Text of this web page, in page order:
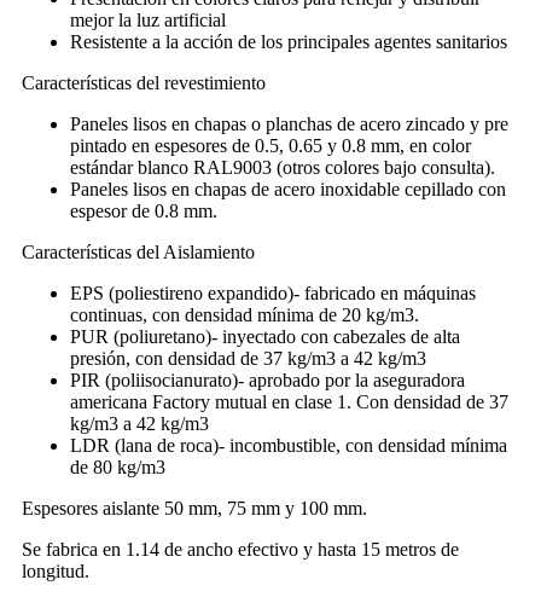
mejor la luz artificial
Resistente a la acción de los principales agentes sanitarios
Características del revestimiento
Paneles lisos en chapas o planchas de acero zincado y pre
pintado en espesores de 0.5, 0.65 y 0.8 mm, en color
estándar blanco RAL9003 (otros colores bajo consulta).
Paneles lisos en chapas de acero inoxidable cepillado con
espesor de 0.8 mm.
Características del Aislamiento
EPS (poliestireno expandido)- fabricado en máquinas
continuas, con densidad mínima de 20 kg/m3.
PUR (poliuretano)- inyectado con cabezales de alta
presión, con densidad de 37 kg/m3 a 42 kg/m3
PIR (poliisocianurato)- aprobado por la aseguradora
americana Factory mutual en clase 1. Con densidad de 37
kg/m3 a 42 kg/m3
LDR (lana de roca)- incombustible, con densidad mínima
de 80 kg/m3
Espesores aislante 50 mm, 75 mm y 100 mm.
Se fabrica en 1.14 de ancho efectivo y hasta 15 metros de
longitud.